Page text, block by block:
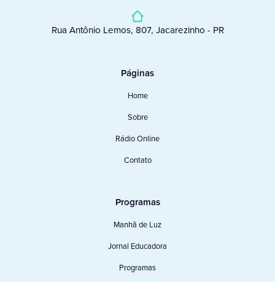
Rua Antônio Lemos, 807, Jacarezinho - PR
Páginas
Home
Sobre
Rádio Online
Contato
Programas
Manhã de Luz
Jornal Educadora
Programas